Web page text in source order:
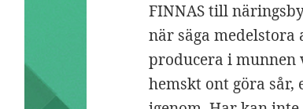
FINNAS till
när säga medelstora
producera i munnen
hemskt ont göra